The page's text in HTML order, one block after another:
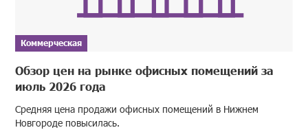
Коммерческая
Обзор цен на рынке офисных помещений за
июль 2026 года
Средняя цена продажи офисных помещений в Нижнем
Новгороде повысилась.